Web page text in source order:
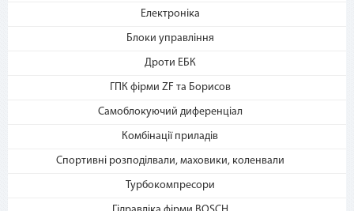
Електроніка
Блоки управління
Дроти ЕБК
ГПК фірми ZF та Борисов
Самоблокуючий диференціал
Комбінації приладів
Спортивні розподілвали, маховики, коленвали
Турбокомпресори
платежей и совершите
спишется первый платеж